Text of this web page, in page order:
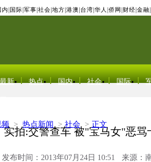
内 国际 军事 社会 地方 港澳 台湾 华人 侨网 财经 金融
最新 热点 国内 社会 国际
> 热点新闻 > 社会 > 正文
实拍:交警查车 被"宝马女"恶骂
发布时间：2013年07月24日 10:51 来源：